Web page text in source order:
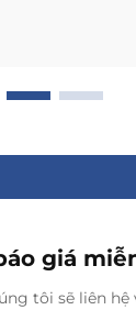
giá
tôi sẽ liên hệ